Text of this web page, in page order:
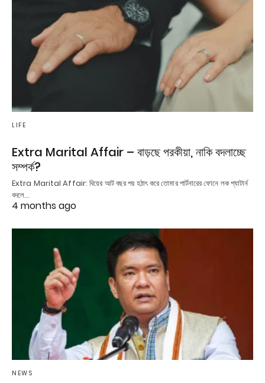
LIFE
Extra Marital Affair – বাড়ছে পরকীয়া, নাকি বদলাচ্ছে
সম্পর্ক?
Extra Marital Affair: বিয়ের আট বছর পর হঠাৎ করে তোমার পার্টনারের ফোনে লক প্যাটার্ন
বদলে…
4 months ago
NEWS